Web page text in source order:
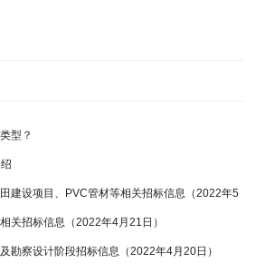
型？
建设项目、PVC管材等相关招标信息（2022年5
关招标信息（2022年4月21日）
勘察设计阶段招标信息（2022年4月20日）